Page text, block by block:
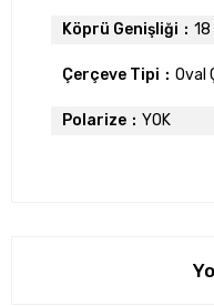
Köprü Genişliği 18
Çerçeve Tipi Oval
Polarize YOK